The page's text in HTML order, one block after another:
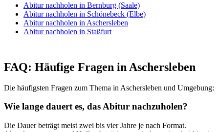
Abitur nachholen in Bernburg (Saale)
Abitur nachholen in Schönebeck (Elbe)
Abitur nachholen in Aschersleben
Abitur nachholen in Staßfurt
FAQ: Häufige Fragen in Aschersleben
Die häufigsten Fragen zum Thema in Aschersleben und Umgebung:
Wie lange dauert es, das Abitur nachzuholen?
Die Dauer beträgt meist zwei bis vier Jahre je nach Format.